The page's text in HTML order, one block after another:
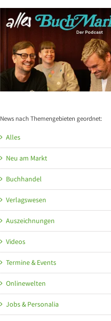
News nach Themengebieten geordnet:
Alles
Neu am Markt
Buchhandel
Verlagswesen
Auszeichnungen
Videos
Termine & Events
Onlinewelten
Jobs & Personalia